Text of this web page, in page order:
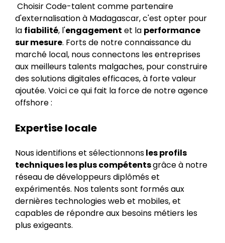
‍ Choisir Code-talent comme partenaire
d'externalisation à Madagascar, c'est opter pour
la fiabilité, l'engagement et la performance
sur mesure. Forts de notre connaissance du
marché local, nous connectons les entreprises
aux meilleurs talents malgaches, pour construire
des solutions digitales efficaces, à forte valeur
ajoutée. Voici ce qui fait la force de notre agence
offshore :
Expertise locale
Nous identifions et sélectionnonsles profils
techniques les plus compétentsgrâce à notre
réseau de développeurs diplômés et
expérimentés. Nos talents sont formés aux
dernières technologies web et mobiles, et
capables de répondre aux besoins métiers les
plus exigeants.